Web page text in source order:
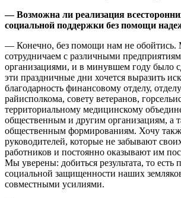
— Возможна ли реализация
социальной поддержки без помощи
— Конечно, без помощи нам не обойтись.
сотрудничаем с различными
организациями, и в минувшем году было
эти праздничные дни хочется выразить
благодарность финансовому отделу,
райисполкома, совету ветеранов,
территориальному медицинскому
общественным и другим организациям, а
общественным формированиям. Хочу
руководителей, которые не забывают
работников и постоянно оказывают им
Мы уверены: добиться результата, то есть
социальной защищенности наших
совместными усилиями.